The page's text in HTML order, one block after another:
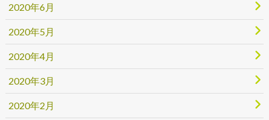
2020年6月
2020年5月
2020年4月
2020年3月
2020年2月